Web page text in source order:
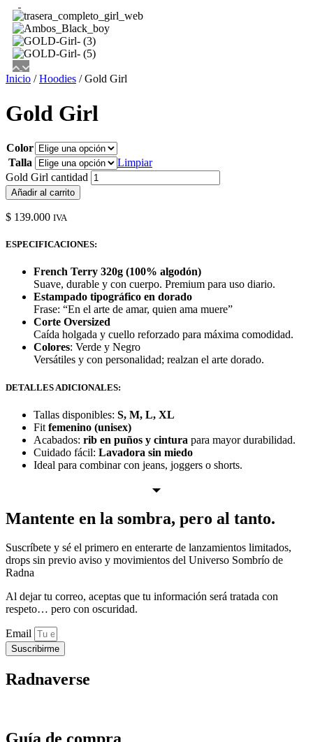
Inicio /Hoodies / Gold Girl
Gold Girl
Color
Talla
Limpiar
Gold Girl cantidad
Añadir al carrito
$ 139.000 IVA
ESPECIFICACIONES:
French Terry 320g (100% algodón)
Suave, durable y con cuerpo. Premium para uso diario.
Estampado tipográfico en dorado
Frase: “En el arte de amar, quien ama muere”
Corte Oversized
Caída holgada y cuello reforzado para máxima comodidad.
Colores: Verde y Negro
Versátiles y con personalidad; realzan el arte dorado.
DETALLES ADICIONALES:
Tallas disponibles: S, M, L, XL
Fit femenino (unisex)
Acabados: rib en puños y cintura para mayor durabilidad.
Cuidado fácil: Lavadora sin miedo
Ideal para combinar con jeans, joggers o shorts.
Mantente en la sombra, pero al tanto.
Suscríbete y sé el primero en enterarte de lanzamientos limitados,
drops sin previo aviso y movimientos del Universo Sombrío de
Radna
Al dejar tu correo, aceptas que tu información será tratada con
respeto… pero con oscuridad.
Email
Suscribirme
Radnaverse